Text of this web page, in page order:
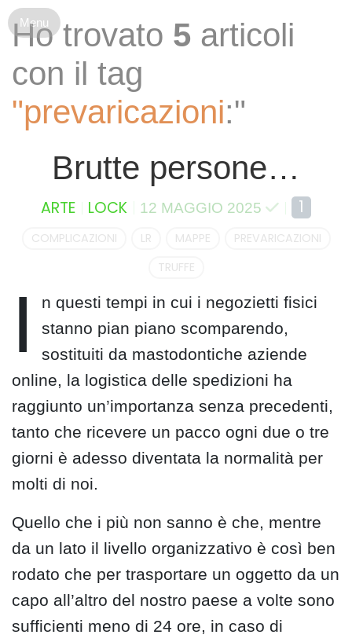
Ho trovato 5 articoli
con il tag
"prevaricazioni:"
Brutte persone…
ARTE LOCK 12 MAGGIO 2025 1
COMPLICAZIONI LR MAPPE
PREVARICAZIONI
TRUFFE
I
n questi tempi in cui i negozietti fisici
stanno pian piano scomparendo,
sostituiti da mastodontiche aziende
online, la logistica delle spedizioni ha
raggiunto un’importanza senza precedenti,
tanto che ricevere un pacco ogni due o tre
giorni è adesso diventata la normalità per
molti di noi.
Quello che i più non sanno è che, mentre
da un lato il livello organizzativo è così ben
rodato che per trasportare un oggetto da un
capo all’altro del nostro paese a volte sono
sufficienti meno di 24 ore, in caso di